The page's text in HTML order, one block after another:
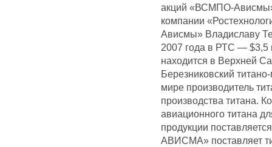
акций «ВСМПО-
компании
Ависмы» Владиславу
2007 года в РТС — $3,5
находится в Верхней
Березниковский
мире производитель
производства титана.
авиационного титана
продукции
АВИСМА» поставляет